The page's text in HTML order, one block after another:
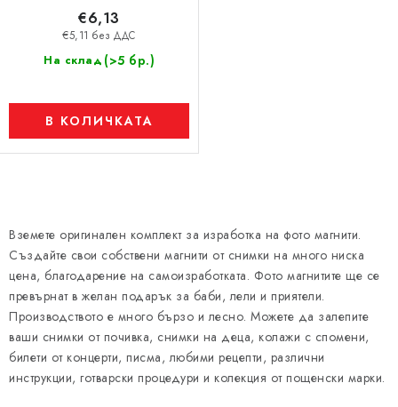
На склад (>5 бр.)
€5,11 без ДДС
€6,13
В КОЛИЧКАТА
о
н
т
р
о
л
н
и
Вземете оригинален комплект за изработка на фото магнити.
Създайте свои собствени магнити от снимки на много ниска
цена, благодарение на самоизработката. Фото магнитите ще се
превърнат в желан подарък за баби, лели и приятели.
Производството е много бързо и лесно. Можете да залепите
ваши снимки от почивка, снимки на деца, колажи с спомени,
билети от концерти, писма, любими рецепти, различни
инструкции, готварски процедури и колекция от пощенски марки.